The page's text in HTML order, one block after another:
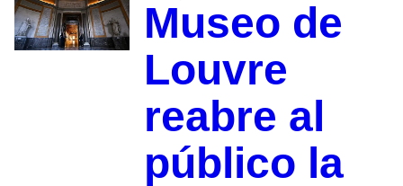
Museo de
Louvre
reabre al
público la